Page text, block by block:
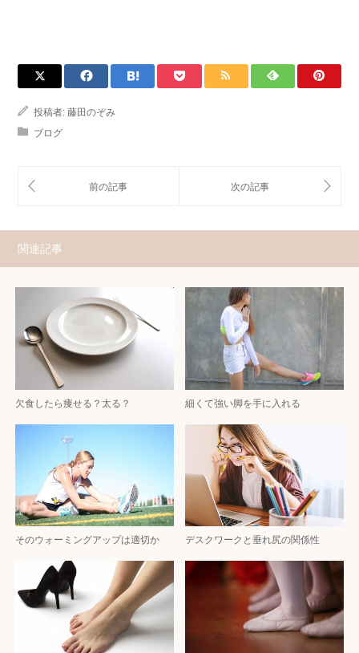
投稿者: 藤田のぞみ
ブログ
関連記事
欠食したら痩せる？太る？ 細くて強い脚を手に入れる
そのウォーミングアップは適切か デスクワークと垂れ尻の関係性